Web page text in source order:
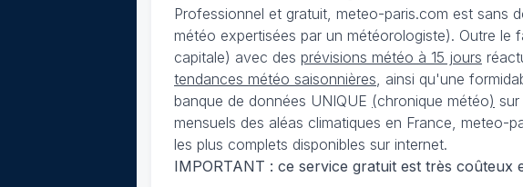
Professionnel et gratuit, meteo-paris.com est sans
météo expertisées par un météorologiste). Outre
capitale) avec des prévisions météo à 15 jours
tendances météo saisonnières , ainsi qu'une
banque de données UNIQUE (chronique météo)
mensuels des aléas climatiques en France, meteo-
les plus complets disponibles sur internet.
IMPORTANT : ce service gratuit est très coûteux